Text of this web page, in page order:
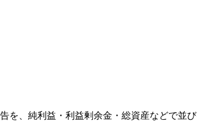
を、純利益・利益剰余金・総資産などで並び